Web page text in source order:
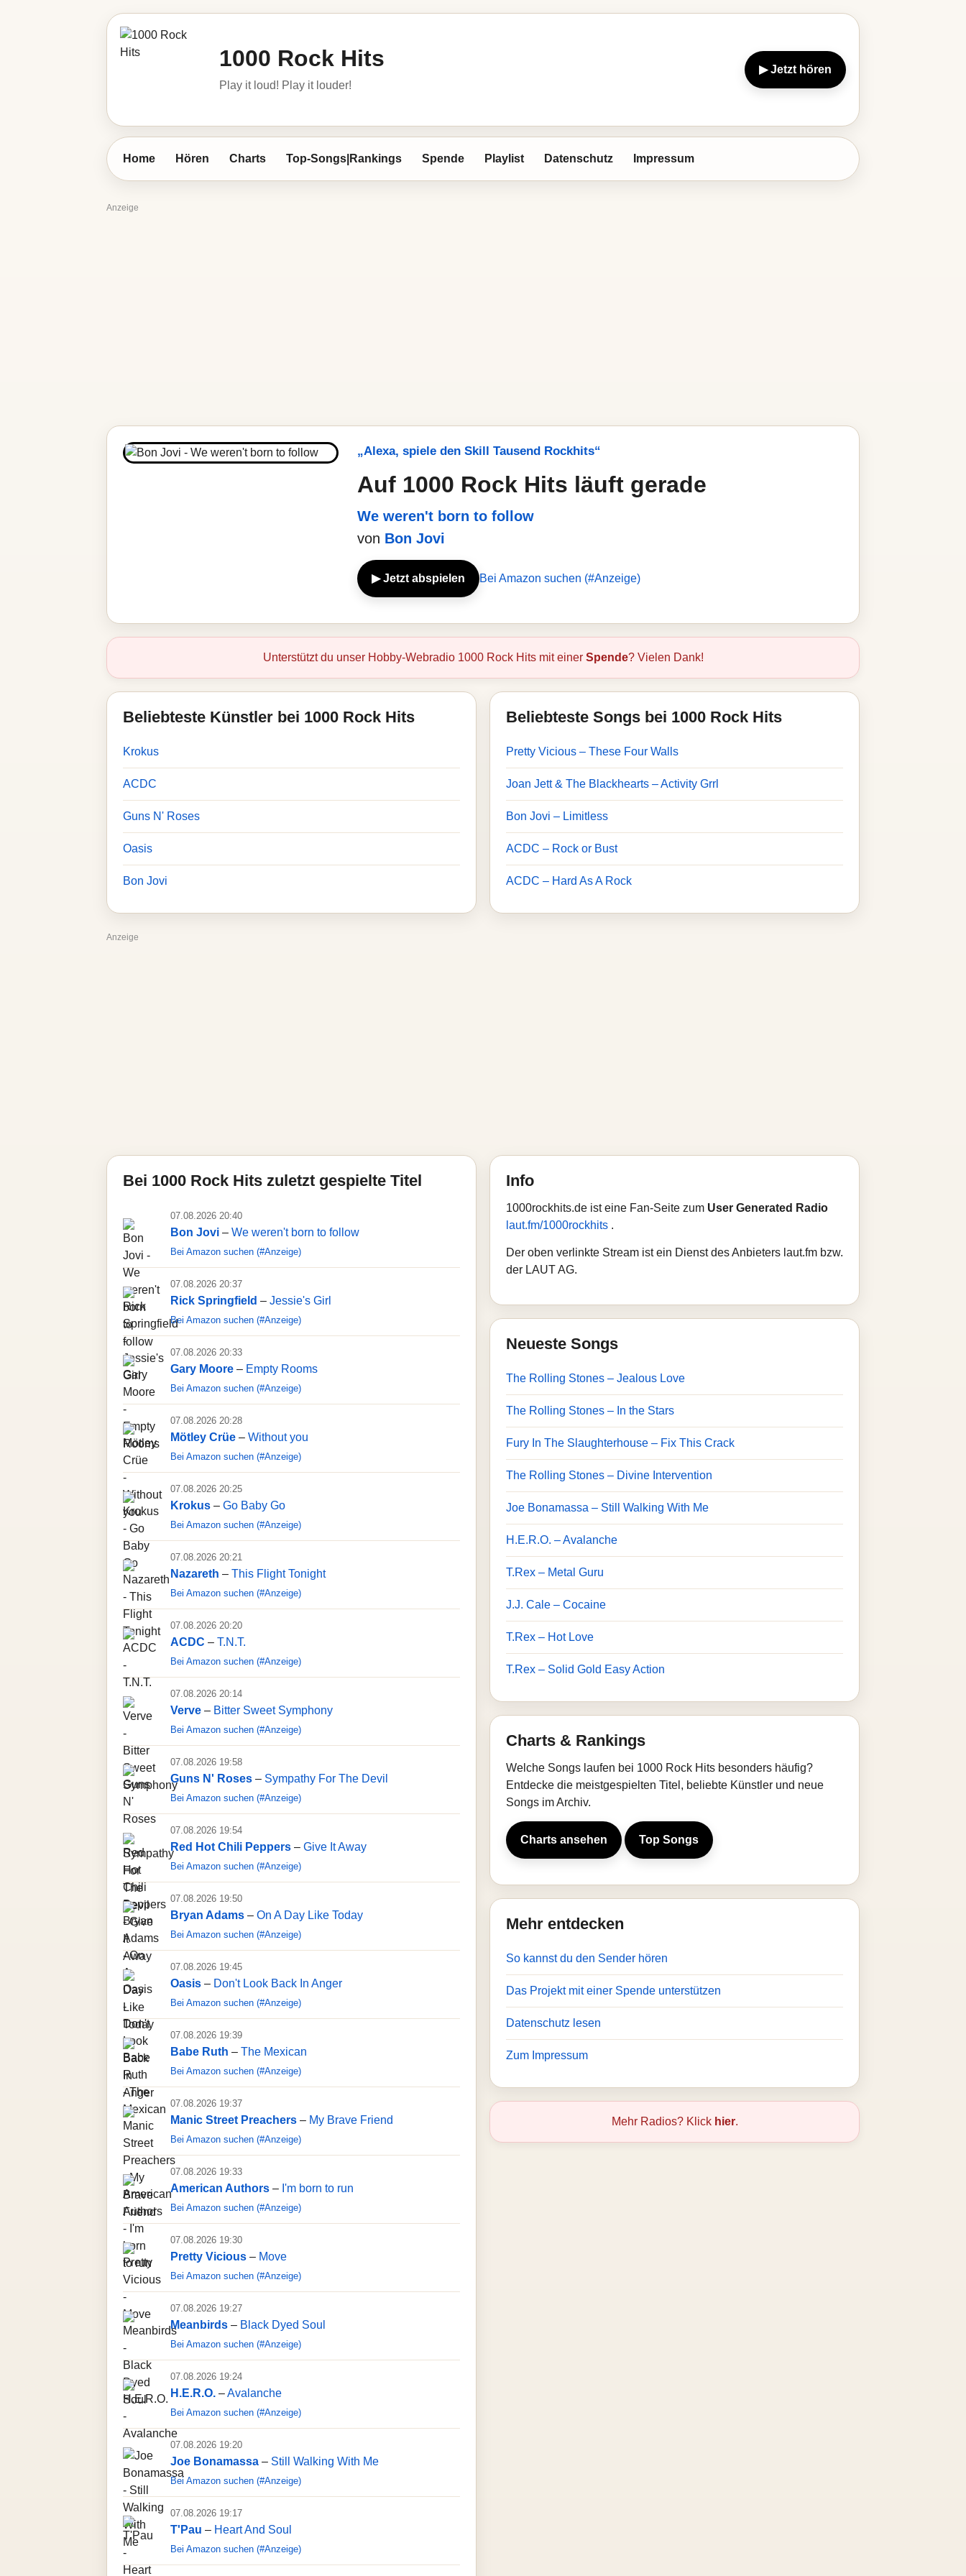
1000 Rock Hits
Play it loud! Play it louder!
▶ Jetzt hören
Home Hören Charts Top-Songs|Rankings Spende Playlist Datenschutz Impressum
Anzeige
„Alexa, spiele den Skill Tausend Rockhits“
Auf 1000 Rock Hits läuft gerade
We weren't born to follow
von Bon Jovi
▶ Jetzt abspielen Bei Amazon suchen (#Anzeige)
Unterstützt du unser Hobby-Webradio 1000 Rock Hits mit einer Spende? Vielen Dank!
Beliebteste Künstler bei 1000 Rock Hits
Krokus
ACDC
Guns N' Roses
Oasis
Bon Jovi
Beliebteste Songs bei 1000 Rock Hits
Pretty Vicious – These Four Walls
Joan Jett & The Blackhearts – Activity Grrl
Bon Jovi – Limitless
ACDC – Rock or Bust
ACDC – Hard As A Rock
Anzeige
Bei 1000 Rock Hits zuletzt gespielte Titel
07.08.2026 20:40
Bon Jovi – We weren't born to follow
Bei Amazon suchen (#Anzeige)
07.08.2026 20:37
Rick Springfield – Jessie's Girl
Bei Amazon suchen (#Anzeige)
07.08.2026 20:33
Gary Moore – Empty Rooms
Bei Amazon suchen (#Anzeige)
07.08.2026 20:28
Mötley Crüe – Without you
Bei Amazon suchen (#Anzeige)
07.08.2026 20:25
Krokus – Go Baby Go
Bei Amazon suchen (#Anzeige)
07.08.2026 20:21
Nazareth – This Flight Tonight
Bei Amazon suchen (#Anzeige)
07.08.2026 20:20
ACDC – T.N.T.
Bei Amazon suchen (#Anzeige)
07.08.2026 20:14
Verve – Bitter Sweet Symphony
Bei Amazon suchen (#Anzeige)
07.08.2026 19:58
Guns N' Roses – Sympathy For The Devil
Bei Amazon suchen (#Anzeige)
07.08.2026 19:54
Red Hot Chili Peppers – Give It Away
Bei Amazon suchen (#Anzeige)
07.08.2026 19:50
Bryan Adams – On A Day Like Today
Bei Amazon suchen (#Anzeige)
07.08.2026 19:45
Oasis – Don't Look Back In Anger
Bei Amazon suchen (#Anzeige)
07.08.2026 19:39
Babe Ruth – The Mexican
Bei Amazon suchen (#Anzeige)
07.08.2026 19:37
Manic Street Preachers – My Brave Friend
Bei Amazon suchen (#Anzeige)
07.08.2026 19:33
American Authors – I'm born to run
Bei Amazon suchen (#Anzeige)
07.08.2026 19:30
Pretty Vicious – Move
Bei Amazon suchen (#Anzeige)
07.08.2026 19:27
Meanbirds – Black Dyed Soul
Bei Amazon suchen (#Anzeige)
07.08.2026 19:24
H.E.R.O. –Avalanche
Bei Amazon suchen (#Anzeige)
07.08.2026 19:20
Joe Bonamassa – Still Walking With Me
Bei Amazon suchen (#Anzeige)
07.08.2026 19:17
T'Pau – Heart And Soul
Bei Amazon suchen (#Anzeige)
Info
1000rockhits.de ist eine Fan-Seite zum User Generated Radio
laut.fm/1000rockhits .
Der oben verlinkte Stream ist ein Dienst des Anbieters laut.fm bzw.
der LAUT AG.
Neueste Songs
The Rolling Stones – Jealous Love
The Rolling Stones – In the Stars
Fury In The Slaughterhouse – Fix This Crack
The Rolling Stones – Divine Intervention
Joe Bonamassa – Still Walking With Me
H.E.R.O. – Avalanche
T.Rex – Metal Guru
J.J. Cale – Cocaine
T.Rex – Hot Love
T.Rex – Solid Gold Easy Action
Charts & Rankings
Welche Songs laufen bei 1000 Rock Hits besonders häufig?
Entdecke die meistgespielten Titel, beliebte Künstler und neue
Songs im Archiv.
Charts ansehen Top Songs
Mehr entdecken
So kannst du den Sender hören
Das Projekt mit einer Spende unterstützen
Datenschutz lesen
Zum Impressum
Mehr Radios? Klick hier.